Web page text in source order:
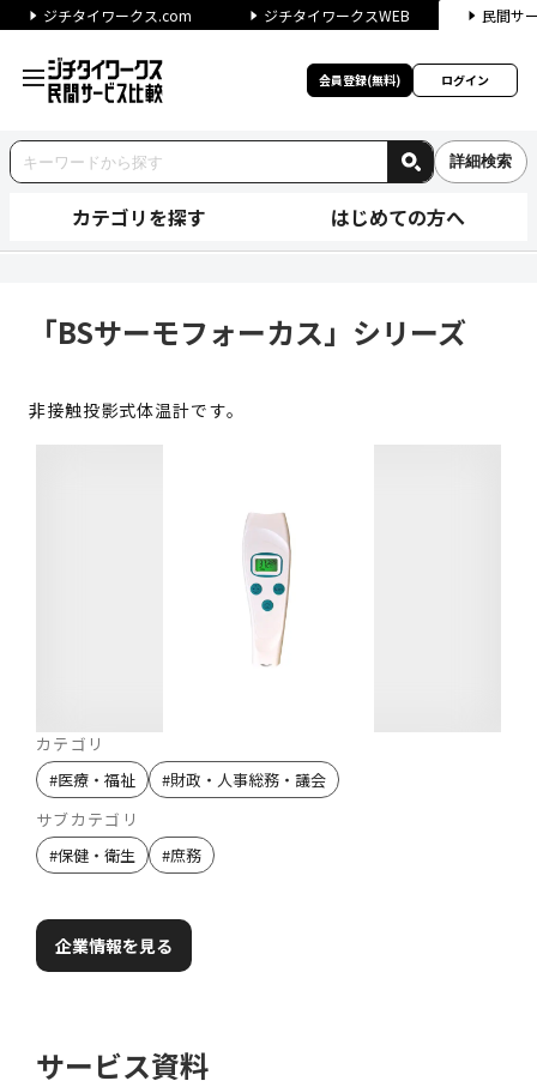
ジチタイワークス.com ジチタイワークスWEB 民間サ
会員登録(無料) ログイン
詳細検索
カテゴリを探す はじめての方へ
「BSサーモフォーカス」シリーズ
非接触投影式体温計です。
カテゴリ
#医療・福祉 #財政・人事総務・議会
サブカテゴリ
#保健・衛生 #庶務
企業情報を見る
サービス資料